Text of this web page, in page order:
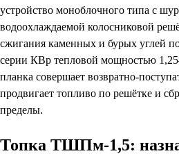
устройство моноблочного типа с
водоохлаждаемой колосниковой
сжигания каменных и бурых углей
серии КВр тепловой мощностью
планка совершает возвратно-
продвигает топливо по решётке и
пределы.
Топка ТШПм-1,5: